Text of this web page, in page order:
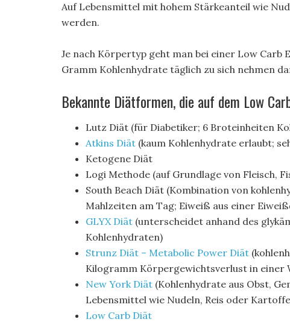
Auf Lebensmittel mit hohem Stärkeanteil wie
werden.
Je nach Körpertyp geht man bei einer Low Carb
Gramm Kohlenhydrate täglich zu sich nehmen
Bekannte Diätformen, die auf dem Low
Lutz Diät (für Diabetiker; 6 Broteinheiten
Atkins Diät (kaum Kohlenhydrate erlaubt;
Ketogene Diät
Logi Methode (auf Grundlage von Fleisch,
South Beach Diät (Kombination von
Mahlzeiten am Tag; Eiweiß aus einer
GLYX Diät (unterscheidet anhand des
Kohlenhydraten)
Strunz Diät – Metabolic Power Diät
Kilogramm Körpergewichtsverlust in einer
New York Diät (Kohlenhydrate aus Obst,
Lebensmittel wie Nudeln, Reis oder
Low Carb Diät